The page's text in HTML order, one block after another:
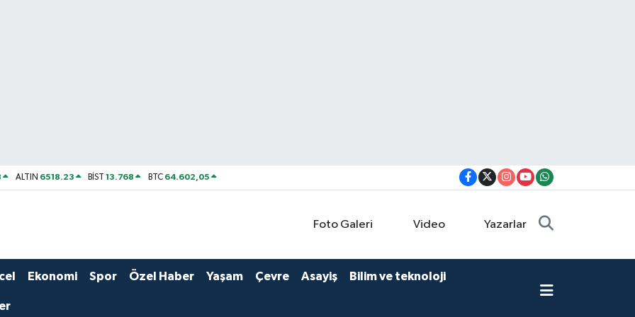
ALTIN 6518.23 BİST13.768 BTC 64.602,05
Foto Galeri Video Yazarlar
Ekonomi Spor Özel Haber Yaşam Çevre Asayiş Bilim ve teknoloji